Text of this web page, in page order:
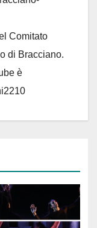
Comitato
di Bracciano.
è